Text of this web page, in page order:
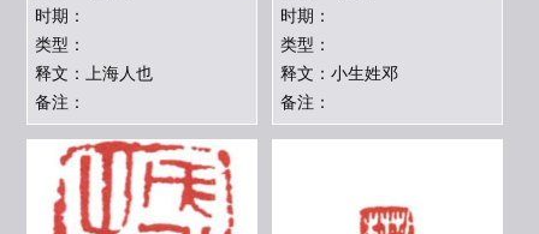
时期：
类型：
释文：上海人也
备注：
时期：
类型：
释文：小生姓邓
备注：